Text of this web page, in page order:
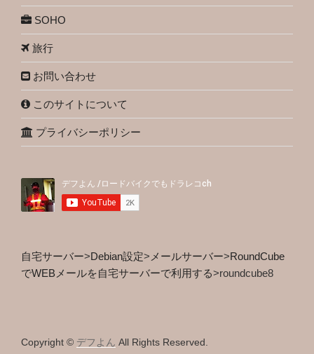
SOHO
旅行
お問い合わせ
このサイトについて
プライバシーポリシー
自宅サーバー>Debian設定>メールサーバー>RoundCube
でWEBメールを自宅サーバーで利用する>roundcube8
Copyright © デフよん All Rights Reserved.